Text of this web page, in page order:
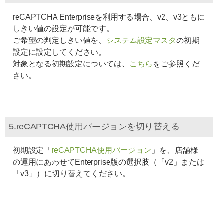
reCAPTCHA Enterpriseを利用する場合、v2、v3ともに
しきい値の設定が可能です。
ご希望の判定しきい値を、
システム設定マスタの初期
設定に設定してください。
対象となる初期設定については、
こちら をご参照くだ
さい。
5.reCAPTCHA使用バージョンを切り替える
初期設定「 reCAPTCHA使用バージョン 」を、店舗様
の運用にあわせてEnterprise版の選択肢（「v2」または
「v3」）に切り替えてください。